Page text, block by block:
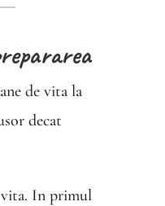
de vita la
decat
vita. In primul